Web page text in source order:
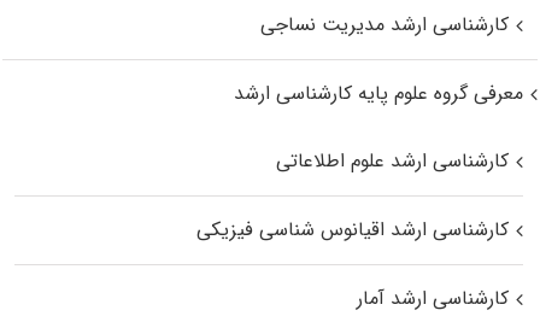
کارشناسی ارشد مدیریت نساجی
معرفی گروه علوم پایه کارشناسی ارشد
کارشناسی ارشد علوم اطلاعاتی
کارشناسی ارشد اقیانوس‌ شناسی فیزیکی
کارشناسی ارشد آمار